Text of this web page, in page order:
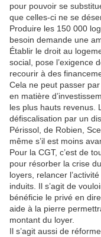
pour pouvoir se
que celles-ci ne se
Produire les 150 000
besoin demande une
Établir le droit au
social, pose l’exigence
recourir à des
Cela ne peut passer
en matière
les plus hauts revenus.
défiscalisation par un
Périssol, de Robien,
même s’il est moins
Pour la CGT, c’est de
pour résorber la crise
loyers, relancer
induits. Il s’agit de
bénéficie le privé en
aide à la pierre
montant du loyer.
Il s’agit aussi de